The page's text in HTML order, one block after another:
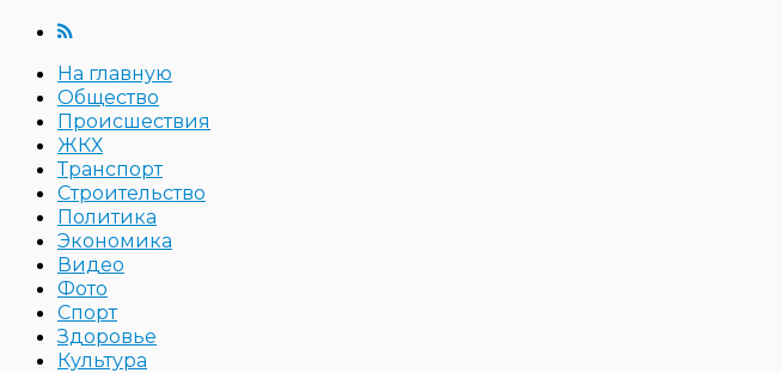
На главную
Общество
Происшествия
ЖКХ
Транспорт
Строительство
Политика
Экономика
Видео
Фото
Спорт
Здоровье
Культура